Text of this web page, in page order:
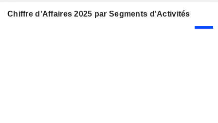
Chiffre d'Affaires 2025 par Segments d'Activités